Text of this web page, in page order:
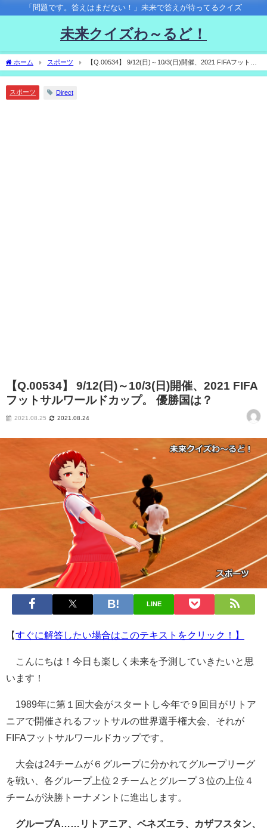
「問題です。答えはまだない！」未来で答えが待ってるクイズ
未来クイズわ～るど！
ホーム スポーツ
【Q.00534】 9/12(日)～10/3(日)開催、2021 FIFAフットサ
ルワールドカップ。 優勝国は？
スポーツ Direct
【Q.00534】 9/12(日)～10/3(日)開催、2021 FIFA
フットサルワールドカップ。 優勝国は？
2021.08.25 2021.08.24
LINE
【すぐに解答したい場合はこのテキストをクリック！】
こんにちは！今日も楽しく未来を予測していきたいと思
います！
1989年に第１回大会がスタートし今年で９回目がリトア
ニアで開催されるフットサルの世界選手権大会、それが
FIFAフットサルワールドカップです。
大会は24チームが６グループに分かれてグループリーグ
を戦い、各グループ上位２チームとグループ３位の上位４
チームが決勝トーナメントに進出します。
グループA……リトアニア、ベネズエラ、カザフスタン、